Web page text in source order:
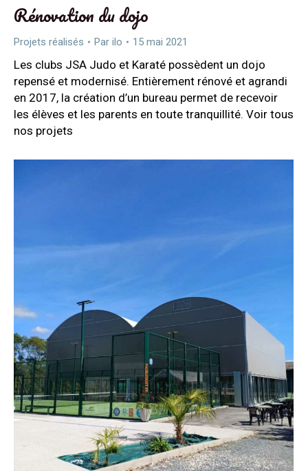
Rénovation du dojo
Projets réalisés Par ilo 15 mai 2021
Les clubs JSA Judo et Karaté possèdent un dojo
repensé et modernisé. Entièrement rénové et agrandi
en 2017, la création d’un bureau permet de recevoir
les élèves et les parents en toute tranquillité. Voir tous
nos projets